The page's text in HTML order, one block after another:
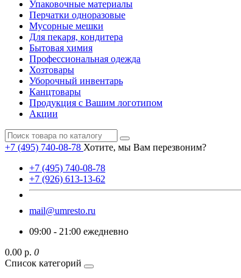
Упаковочные материалы
Перчатки одноразовые
Мусорные мешки
Для пекаря, кондитера
Бытовая химия
Профессиональная одежда
Хозтовары
Уборочный инвентарь
Канцтовары
Продукция с Вашим логотипом
Акции
+7 (495) 740-08-78 Хотите, мы Вам перезвоним?
+7 (495) 740-08-78
+7 (926) 613-13-62
mail@umresto.ru
09:00 - 21:00 ежедневно
0.00 р. 0
Список категорий